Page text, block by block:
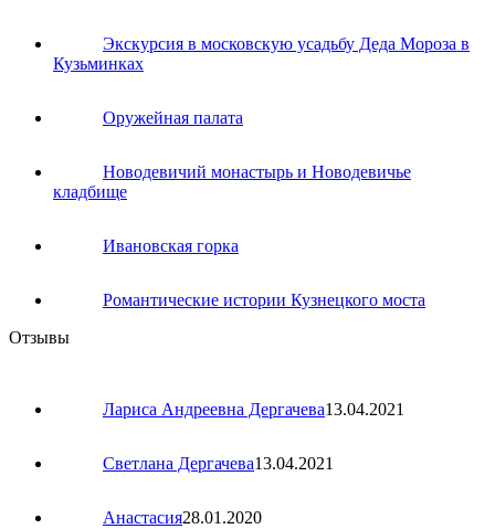
Экскурсия в московскую усадьбу Деда Мороза в
Кузьминках
Оружейная палата
Новодевичий монастырь и Новодевичье
кладбище
Ивановская горка
Романтические истории Кузнецкого моста
Отзывы
Лариса Андреевна Дергачева13.04.2021
Светлана Дергачева13.04.2021
Анастасия28.01.2020